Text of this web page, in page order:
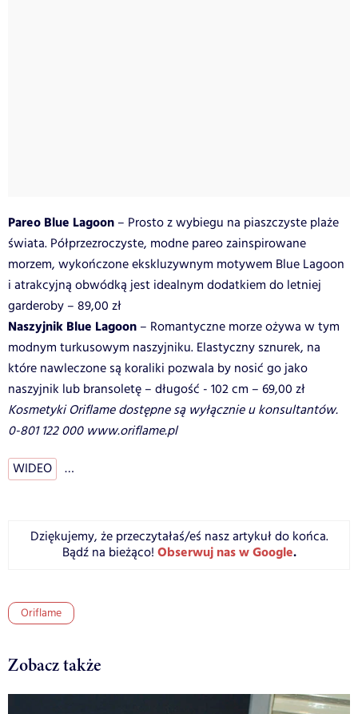
Pareo Blue Lagoon – Prosto z wybiegu na piaszczyste plaże
świata. Półprzezroczyste, modne pareo zainspirowane
morzem, wykończone ekskluzywnym motywem Blue Lagoon
i atrakcyjną obwódką jest idealnym dodatkiem do letniej
garderoby – 89,00 zł
Naszyjnik Blue Lagoon – Romantyczne morze ożywa w tym
modnym turkusowym naszyjniku. Elastyczny sznurek, na
które nawleczone są koraliki pozwala by nosić go jako
naszyjnik lub bransoletę – długość - 102 cm – 69,00 zł
Kosmetyki Oriflame dostępne są wyłącznie u konsultantów.
0-801 122 000 www.oriflame.pl
WIDEO …
Dziękujemy, że przeczytałaś/eś nasz artykuł do końca.
Bądź na bieżąco! Obserwuj nas w Google.
Oriflame
Zobacz także